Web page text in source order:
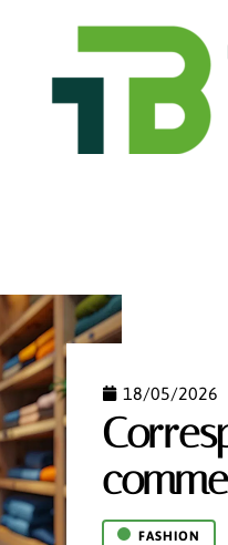
18/05/2026
FASHION